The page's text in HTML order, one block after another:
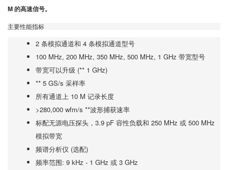
M 的高速信号。
主要性能指标
2 条模拟通道和 4 条模拟通道型号
100 MHz, 200 MHz, 350 MHz, 500 MHz, 1 GHz 带宽型号
带宽可以升级 (** 1 GHz)
** 5 GS/s 采样率
所有通道上 10 M 记录长度
>280,000 wfm/s **波形捕获速率
标配无源电压探头，3.9 pF 容性负载和 250 MHz 或 500 MHz
模拟带宽
频谱分析仪 (选配)
频率范围: 9 kHz - 1 GHz 或 3 GHz